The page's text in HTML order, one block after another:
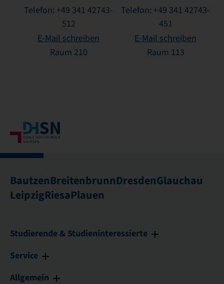
Telefon: +49 341 42743-
512
E-Mail schreiben
Raum 210
Telefon: +49 341 42743-
451
E-Mail schreiben
Raum 113
BautzenBreitenbrunnDresdenGlauchau
LeipzigRiesaPlauen
Studierende & Studieninteressierte
Service
Allgemein